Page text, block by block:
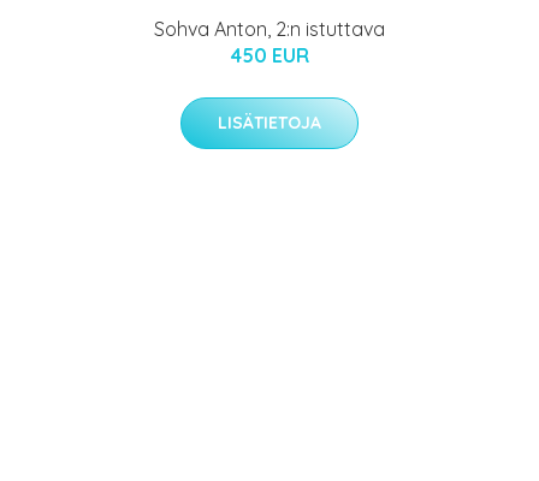
Sohva Anton, 2:n istuttava
450 EUR
LISÄTIETOJA